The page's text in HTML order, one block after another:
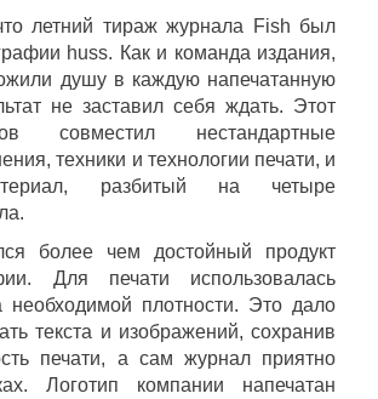
летний тираж журнала Fish был
huss. Как и команда издания,
душу в каждую напечатанную
не заставил себя ждать. Этот
совместил нестандартные
техники и технологии печати, и
разбитый на четыре
более чем достойный продукт
Для печати использовалась
необходимой плотности. Это дало
текста и изображений, сохранив
печати, а сам журнал приятно
Логотип компании напечатан